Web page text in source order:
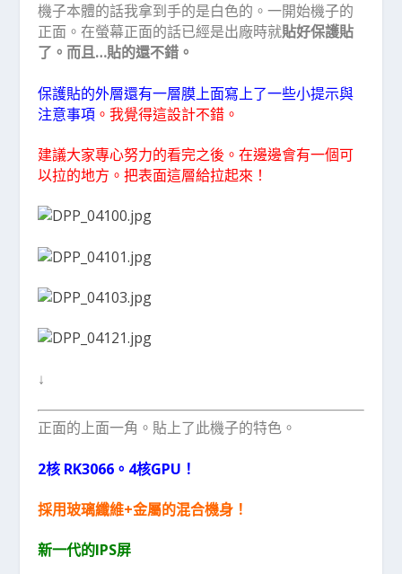
機子本體的話我拿到手的是白色的。一開始機子的
正面。在螢幕正面的話已經是出廠時就貼好保護貼
了。而且…貼的還不錯。
保護貼的外層還有一層膜上面寫上了一些小提示與
注意事項 。我覺得這設計不錯。
建議大家專心努力的看完之後。在邊邊會有一個可
以拉的地方。把表面這層給拉起來！
↓
正面的上面一角。貼上了此機子的特色。
2核 RK3066。4核GPU！
採用玻璃纖維+金屬的混合機身！
新一代的IPS屏